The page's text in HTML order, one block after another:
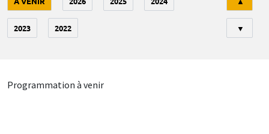
2023 2022 ▼
Programmation à venir